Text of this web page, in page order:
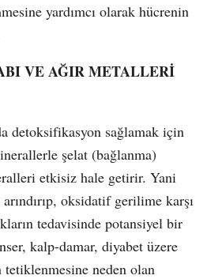
yardımcı olarak hücrenin
VE AĞIR METALLERİ
detoksifikasyon sağlamak için
şelat (bağlanma)
etkisiz hale getirir. Yani
oksidatif gerilime karşı
tedavisinde potansiyel bir
kalp-damar, diyabet üzere
neden olan